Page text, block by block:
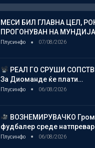
МЕСИ БИЛ ГЛАВНА ЦЕЛ,
ПРОГОНУВАН НА
Плусинфо 07/08/2026
РЕАЛ ГО СРУШИ
За Диоманде ќе плати…
Плусинфо 06/08/2026
ВОЗНЕМИРУВАЧКО Гром
фудбалер среде
Плусинфо 06/08/2026